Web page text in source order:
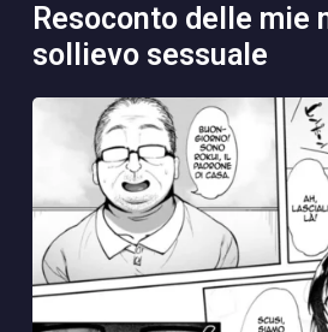
resoconto delle mie mansioni di
sollievo sessuale